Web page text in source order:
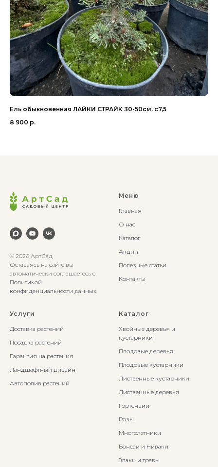
Ель обыкновенная ЛАЙКИ СТРАЙК 30-50см. с7,5
8 900 р.
© 2026 АртСад
Оставаясь на сайте вы
автоматически соглашаетесь с
Политикой
конфиденциальности данных
Меню
Главная
О нас
Каталог
Акции
Полезные статьи
Контакты
Услуги
Доставка растений
Посадка растений
Гарантия на растения
Ландшафтный дизайн
Автополив растений
Каталог
Хвойные деревья и
кустарники
Плодовые деревья
Плодовые кустарники
Лиственные кустарники
Лиственные деревья
Гортензии
Розы
Многолетники
Бонсаи и Ниваки
Злаки и травы